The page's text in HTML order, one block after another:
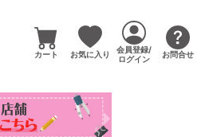
カート お気に入り
会員登録/
ログイン
お問合せ